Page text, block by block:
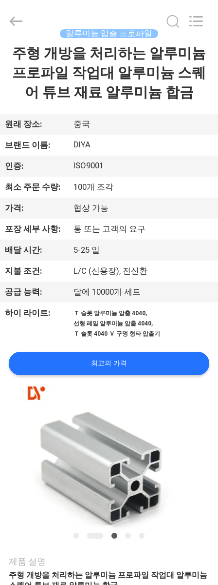
집
회
사
소
공
장
견
학
관
케
Industrial
Rights
Reserved.
알루미늄 압출 프로파일
주형 개방을 처리하는 알루미늄
프로파일 작업대 알루미늄 스퀘
어 튜브 재료 알루미늄 합금
원래 장소: 중국
브랜드 이름: DIYA
인증: ISO9001
최소 주문 수량: 100개 조각
가격: 협상 가능
포장 세부 사항: 통 또는 고객의 요구
배달 시간: 5-25 일
지불 조건: L/C (신용장), 전신환
공급 능력: 달에 10000개 세트
하이 라이트: Ｔ 슬롯 알루미늄 압출 4040,
선형 레일 알루미늄 압출 4040,
Ｔ 슬롯 4040 Ｖ 구멍 형타 압출기
최고의 가격
제품 설명
주형 개방을 처리하는 알루미늄 프로파일 작업대 알루미늄